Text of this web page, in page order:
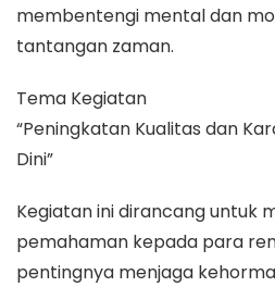
membentengi mental dan
tantangan zaman.
Tema Kegiatan
“Peningkatan Kualitas dan
Dini”
Kegiatan ini dirancang untuk
pemahaman kepada para
pentingnya menjaga